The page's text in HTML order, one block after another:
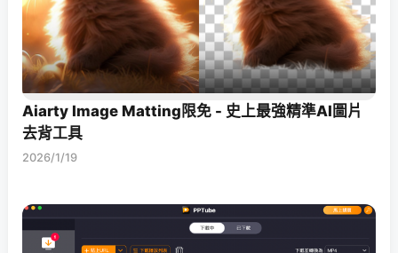
Aiarty Image Matting限免 - 史上最強精準AI圖片
去背工具
2026/1/19